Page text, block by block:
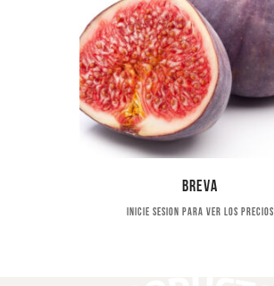
Breva
Inicie sesion para ver los precios